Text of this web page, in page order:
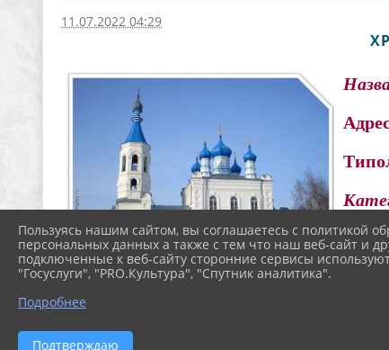
11.07.2022 04:29
Первоначально фасады были
постановкой церкви, трапезной и
Пользуясь нашим сайтом, вы соглашаетесь с политикой
персональных данных а также с тем что наш веб-сайт и
подключенные к веб-сайту сторонние сервисы
"Госуслуги", "PRO.Культура", "Спутник аналитика".
Подробнее
Подтверждаю